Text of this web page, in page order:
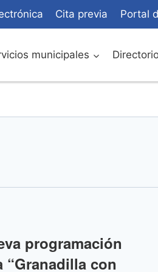
Cita previa Portal
municipales
programación
con